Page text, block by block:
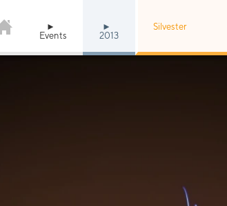
Events 2013
Silvester